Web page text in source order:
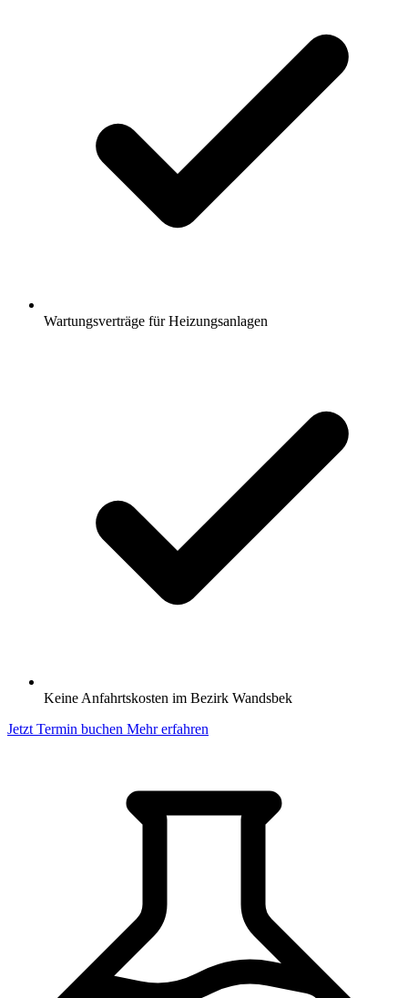
Wartungsverträge für Heizungsanlagen
Keine Anfahrtskosten im Bezirk Wandsbek
Jetzt Termin buchen Mehr erfahren